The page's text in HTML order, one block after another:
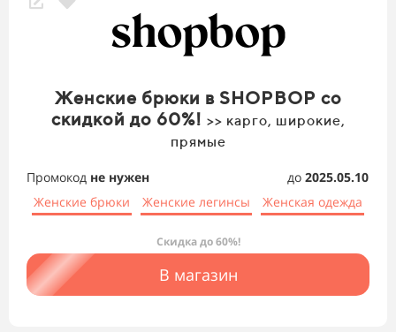
Женские брюки в SHOPBOP со
скидкой до 60%! >> карго, широкие,
прямые
Промокод не нужен до 2025.05.10
Женские брюки
Женские легинсы Женская одежда
Скидка до 60%!
В магазин